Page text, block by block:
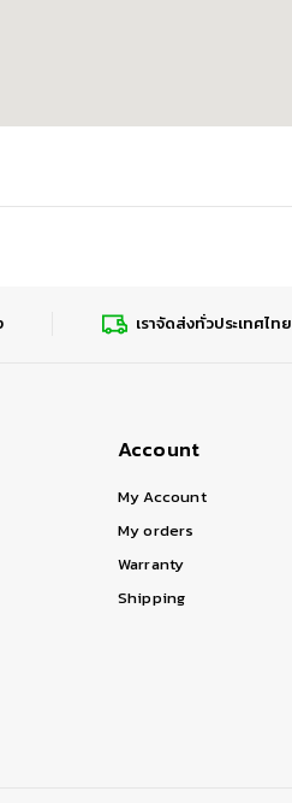
เราจัดส่งทั่วประเทศไทย
Account
My Account
My orders
Warranty
Shipping